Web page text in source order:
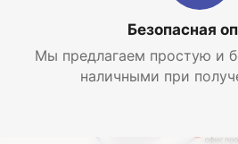
Безопасная
Мы предлагаем простую и
наличными при